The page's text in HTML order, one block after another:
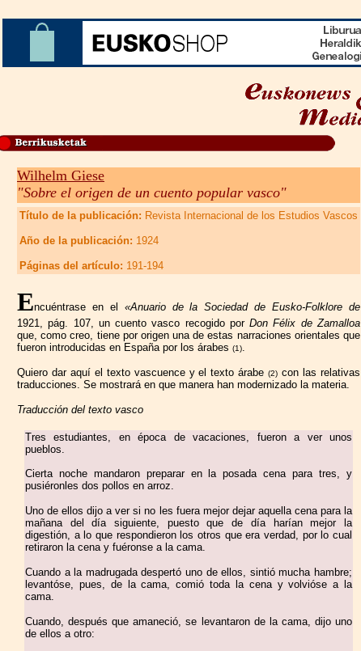
Wilhelm Giese
"Sobre el origen de un cuento popular vasco"
Título de la publicación: Revista Internacional de los Estudios Vascos
Año de la publicación: 1924
Páginas del artículo: 191-194
Encuéntrase en el «Anuario de la Sociedad de Eusko-Folklore de
1921, pág. 107, un cuento vasco recogido porDon Félix de Zamalloa
que, como creo, tiene por origen una de estas narraciones orientales que
fueron introducidas en España por los árabes (1).
Quiero dar aquí el texto vascuence y el texto árabe(2) con las relativas
traducciones. Se mostrará en que manera han modernizado la materia.
Traducción del texto vasco
Tres estudiantes, en época de vacaciones, fueron a ver unos
pueblos.
Cierta noche mandaron preparar en la posada cena para tres, y
pusiéronles dos pollos en arroz.
Uno de ellos dijo a ver si no les fuera mejor dejar aquella cena para la
mañana del día siguiente, puesto que de día harían mejor la
digestión, a lo que respondieron los otros que era verdad, por lo cual
retiraron la cena y fuéronse a la cama.
Cuando a la madrugada despertó uno de ellos, sintió mucha hambre;
levantóse, pues, de la cama, comió toda la cena y volvióse a la
cama.
Cuando, después que amaneció, se levantaron de la cama, dijo uno
de ellos a otro: